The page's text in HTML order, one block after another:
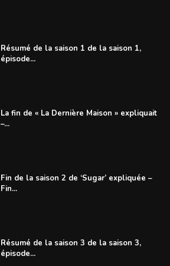
Résumé de la saison 1 de la saison 1,
épisode...
La fin de « La Dernière Maison » expliquait
–...
Fin de la saison 2 de ‘Sugar’ expliquée –
Fin...
Résumé de la saison 3 de la saison 3,
épisode...